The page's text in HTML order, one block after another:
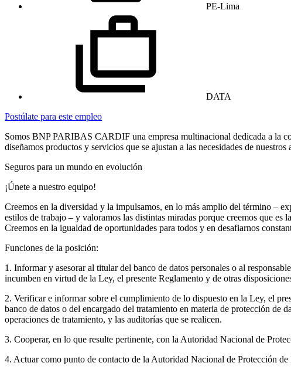
PE-Lima
DATA
Postúlate para este empleo
Somos BNP PARIBAS CARDIF una empresa multinacional dedicada a la
diseñamos productos y servicios que se ajustan a las necesidades de nuestros
Seguros para un mundo en evolución
¡Únete a nuestro equipo!
Creemos en la diversidad y la impulsamos, en lo más amplio del término –
estilos de trabajo – y valoramos las distintas miradas porque creemos que
Creemos en la igualdad de oportunidades para todos y en desafiarnos
Funciones de la posición:
1. Informar y asesorar al titular del banco de datos personales o al
incumben en virtud de la Ley, el presente Reglamento y de otras
2. Verificar e informar sobre el cumplimiento de lo dispuesto en la Ley, el
banco de datos o del encargado del tratamiento en materia de protección de
operaciones de tratamiento, y las auditorías que se realicen.
3. Cooperar, en lo que resulte pertinente, con la Autoridad Nacional de
4. Actuar como punto de contacto de la Autoridad Nacional de Protección de